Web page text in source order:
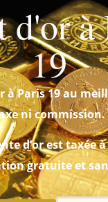
d'or à
19
à Paris 19 au
ni commission.
d’or est taxée
gratuite et